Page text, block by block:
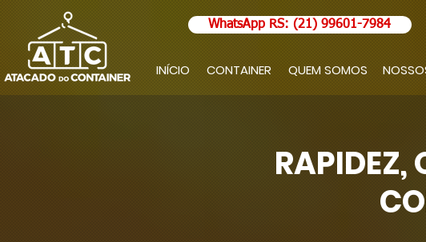
WhatsApp RS: (21) 99601-7984
INÍCIO CONTAINER QUEM SOMOS
RAPIDEZ,